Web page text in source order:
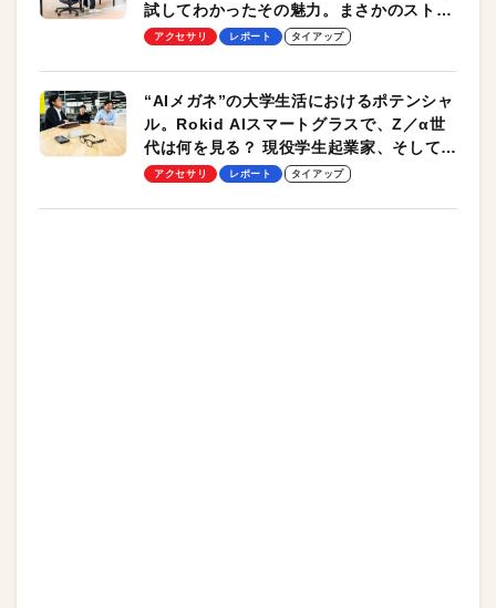
試してわかったその魅力。まさかのストレ
ッチ機能も搭載
アクセサリ レポート タイアップ
“AIメガネ”の大学生活におけるポテンシャ
ル。Rokid AIスマートグラスで、Z／α世
代は何を見る？ 現役学生起業家、そして教
授による体験会レポート【PR】
アクセサリ レポート タイアップ